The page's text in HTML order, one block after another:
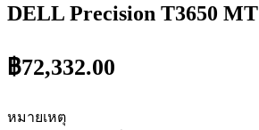
DELL Precision T3650 MT
฿72,332.00
หมายเหตุ